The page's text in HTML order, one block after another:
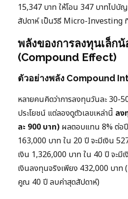
15,347 บาท ให้โอน 347 บาทไป
สัปดาห์ เป็นวิธี Micro-Investing
พลังของการลงทุนเล็ก
(Compound Effect)
ตัวอย่างพลัง Compound
หลายคนคิดว่าการลงทุนวันละ 30-
ประโยชน์ แต่ลองดูตัวเลขเหล่านี้ ลง
ละ 900 บาท) ผลตอบแทน 8% ต่อ
163,000 บาท ใน 20 ปี จะมีเงิน
เงิน 1,326,000 บาท ใน 40 ปี จะมี
เงินลงทุนจริงเพียง 432,000 บา
คูณ 40 ปี ลบค่าสุดสัปดาห์)